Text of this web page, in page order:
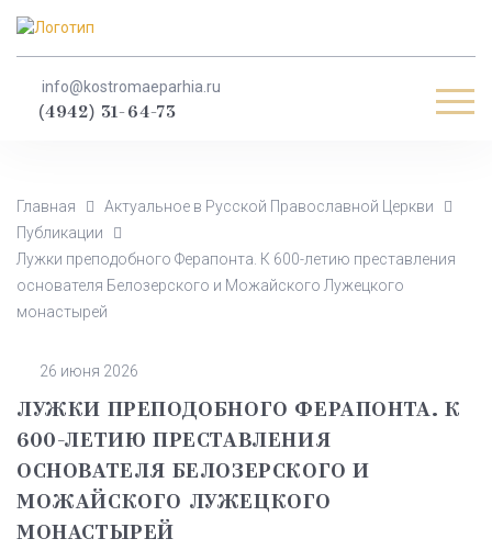
info@kostromaeparhia.ru
(4942) 31-64-73
Главная
Актуальное в Русской Православной Церкви
Публикации
Лужки преподобного Ферапонта. К 600-летию преставления
основателя Белозерского и Можайского Лужецкого
монастырей
26 июня 2026
ЛУЖКИ ПРЕПОДОБНОГО ФЕРАПОНТА. К
600-ЛЕТИЮ ПРЕСТАВЛЕНИЯ
ОСНОВАТЕЛЯ БЕЛОЗЕРСКОГО И
МОЖАЙСКОГО ЛУЖЕЦКОГО
МОНАСТЫРЕЙ